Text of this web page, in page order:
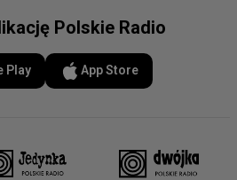
Polskie Radio
Play App Store